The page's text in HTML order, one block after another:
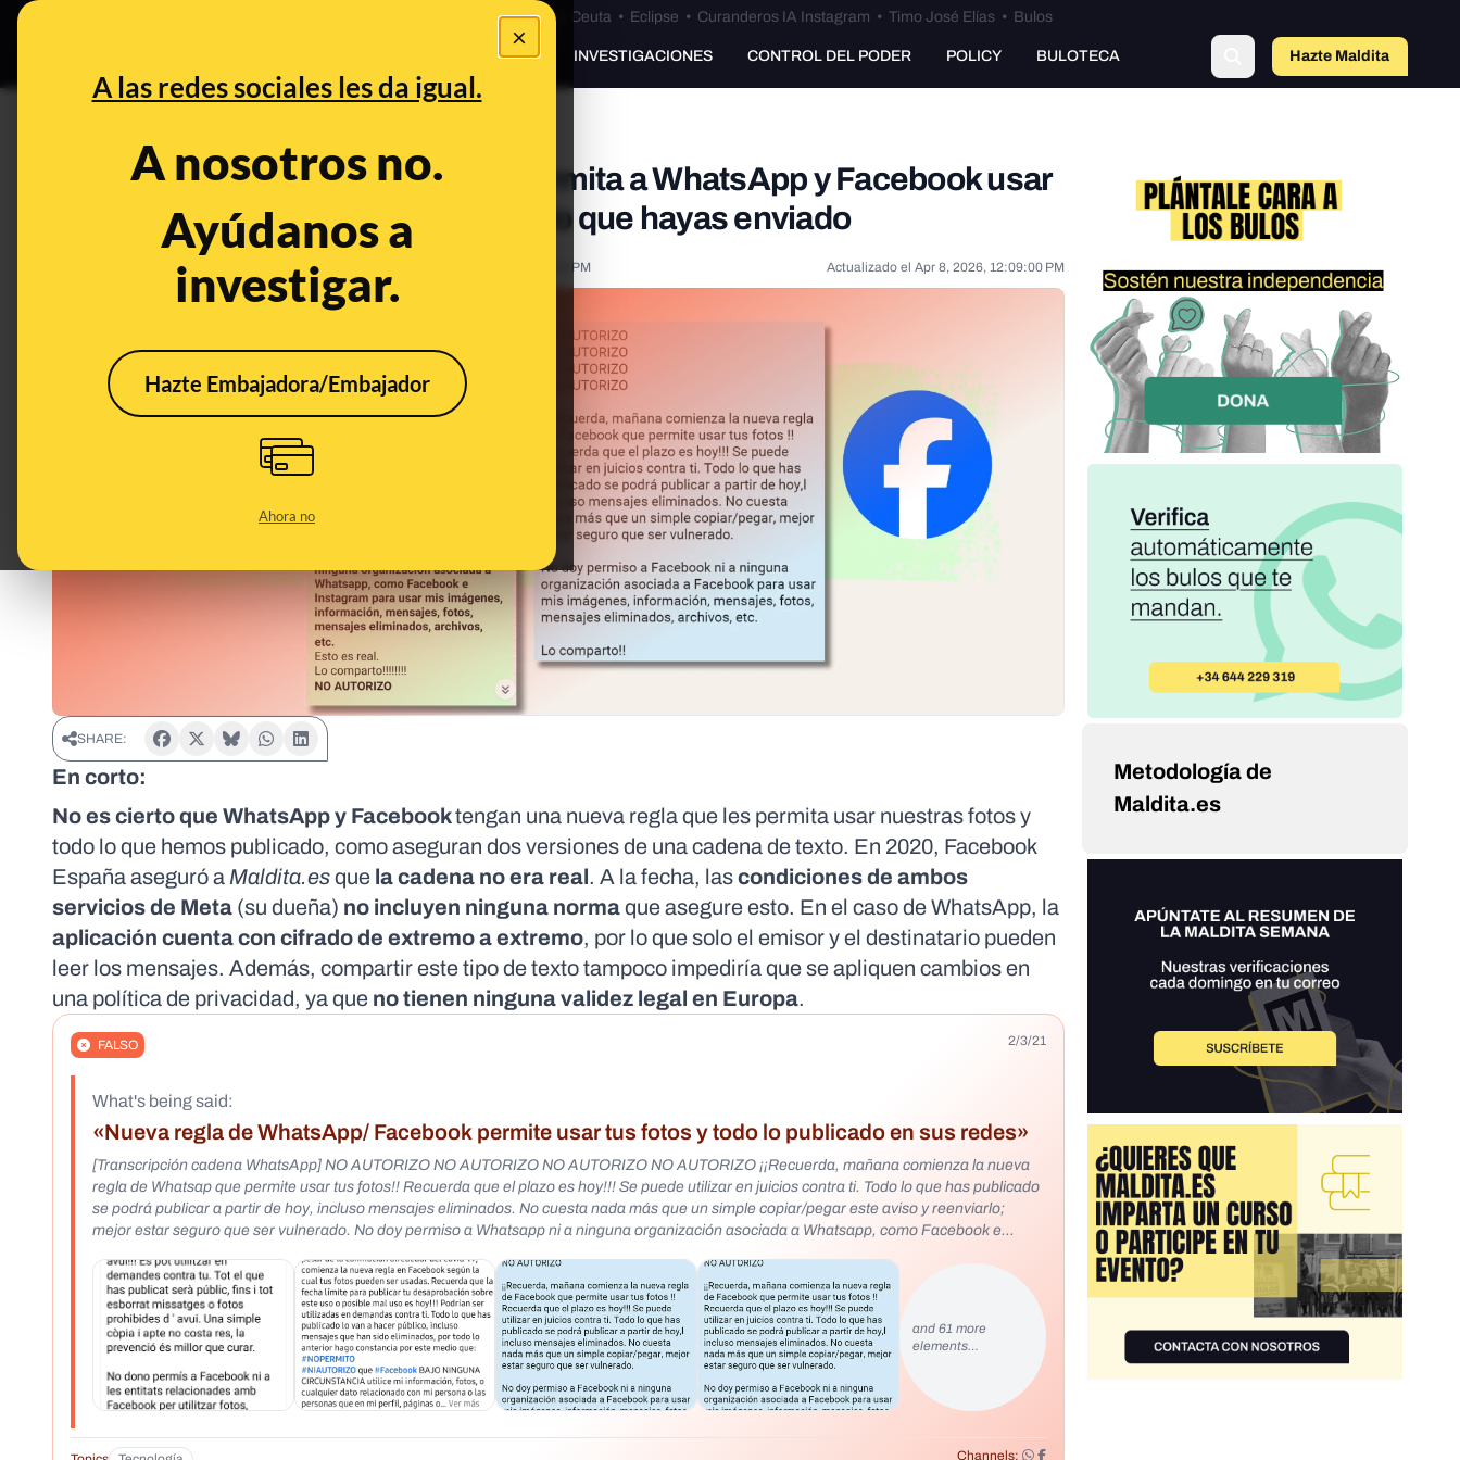
×
A las redes sociales les da igual.
A nosotros no.
Ayúdanos a
investigar.
Hazte Embajadora/Embajador
Ahora no
Especial Ceuta•Bulos Ceuta • Eclipse • Curanderos IA Instagram • Timo José Elías • Bulos
PREBUNKING INVESTIGACIONES CONTROL DEL PODER POLICY BULOTECA Hazte Maldito
No, no hay una nueva regla que permita a WhatsApp y Facebook usar
tus fotos ni se podrá publicar todo lo que hayas enviado
Jan 15, 2021, 1:54:32 PM Actualizado el Apr 8, 2026, 12:09:00 PM
FALSO
SHARE:
En corto:
No es cierto que WhatsApp y Facebooktengan una nueva regla que les permita usar nuestras fotos y
todo lo que hemos publicado, como aseguran dos versiones de una cadena de texto. En 2020, Facebook
Españaaseguró a Maldita.esque la cadena no era real. A la fecha, lascondiciones de ambos
servicios de Meta (su dueña) no incluyen ninguna normaque asegure esto. En el caso de WhatsApp, la
aplicación cuenta con cifrado de extremo a extremo, por lo que solo el emisor y el destinatario pueden
leer los mensajes. Además, compartir este tipo de texto tampoco impediría que se apliquen cambios en
una política de privacidad, ya que no tienen ninguna validez legal en Europa.
FALSO 2/3/21
What's being said:
«Nueva regla de WhatsApp/ Facebook permite usar tus fotos y todo lo publicado en sus redes»
[Transcripción cadena WhatsApp] NO AUTORIZO NO AUTORIZO NO AUTORIZO NO AUTORIZO ¡¡Recuerda, mañana comienza la nueva
regla de Whatsap que permite usar tus fotos!! Recuerda que el plazo es hoy!!! Se puede utilizar en juicios contra ti. Todo lo que has publicado
se podrá publicar a partir de hoy, incluso mensajes eliminados. No cuesta nada más que un simple copiar/pegar este aviso y reenviarlo;
mejor estar seguro que ser vulnerado. No doy permiso a Whatsapp ni a ninguna organización asociada a Whatsapp, como Facebook e
AUTORIZO [Transcripción cadena Facebook] NO AUTORIZO NO AUTORIZO NO AUTORIZO NO AUTORIZO ¡¡Recuerda, mañana
comienza la nueva regla de Facebook que permite usar tus fotos !! Recuerda que el plazo es hoy!!! Se puede utilizar en juicios contra ti. Todo
lo que has publicado se podrá publicar a partir de hoy,l incluso mensajes eliminados. No cuesta nada más que un simple copiar/pegar, mejor
estar seguro que ser vulnerado. No doy permiso a Facebook ni a ninguna organización asociada a Facebook para usar mis imágenes,
información, mensajes, fotos, mensajes eliminados, archivos, etc. Lo comparto!! La nueva regla de Facebook/Meta comienza mañana
donde pueden usar tus fotos. ¡No olvides que la fecha límite es hoy! Esto podría ser usado en demandas contra ti. Todo lo que has publicado
se publica hoy, incluso los mensajes que han sido borrados. No cuesta nada, solo copiar y publicar, mejor que lamentarse después. Bajo la
relacionada con Facebook/Meta use mis fotos, información, mensajes o mensajes, tanto en el pasado como en el futuro. Esta declaración
and 61 more
elements…
Channels:
Metodología de
Maldita.es